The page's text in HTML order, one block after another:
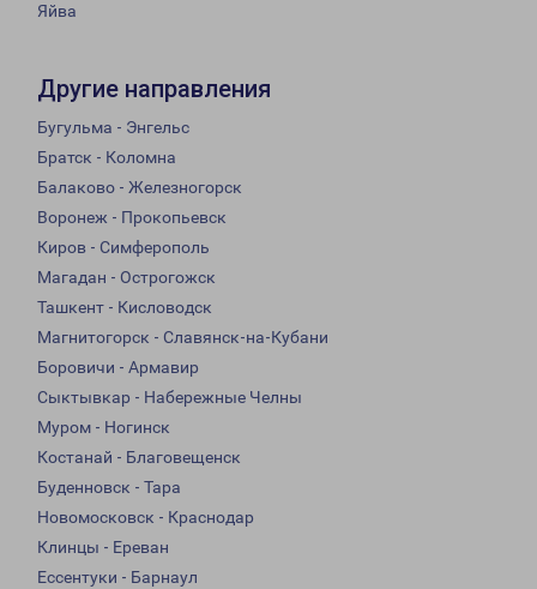
Яйва
Другие направления
Бугульма - Энгельс
Братск - Коломна
Балаково - Железногорск
Воронеж - Прокопьевск
Киров - Симферополь
Магадан - Острогожск
Ташкент - Кисловодск
Магнитогорск - Славянск-на-Кубани
Боровичи - Армавир
Сыктывкар - Набережные Челны
Муром - Ногинск
Костанай - Благовещенск
Буденновск - Тара
Новомосковск - Краснодар
Клинцы - Ереван
Ессентуки - Барнаул